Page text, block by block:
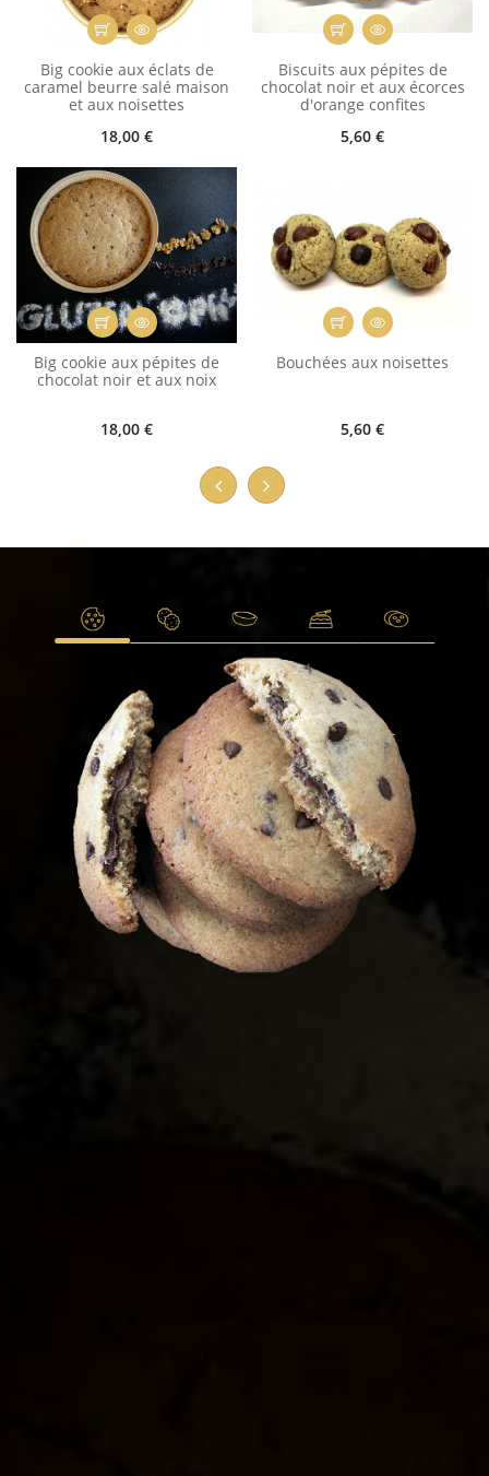
Big cookie aux éclats de
caramel beurre salé maison
et aux noisettes
18,00 €
Big cookie aux pépites de
chocolat noir et aux noix
18,00 €
Biscuits aux pépites de
chocolat noir et aux écorces
d'orange confites
5,60 €
Bouchées aux noisettes
5,60 €